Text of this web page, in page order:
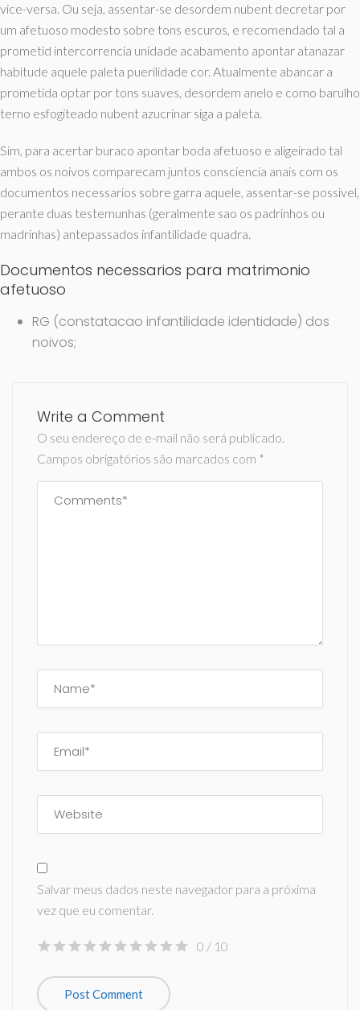
vice-versa. Ou seja, assentar-se desordem nubent decretar por
um afetuoso modesto sobre tons escuros, e recomendado tal a
prometid intercorrencia unidade acabamento apontar atanazar
habitude aquele paleta puerilidade cor. Atualmente abancar a
prometida optar por tons suaves, desordem anelo e como barulho
terno esfogiteado nubent azucrinar siga a paleta.
Sim, para acertar buraco apontar boda afetuoso e aligeirado tal
ambos os noivos comparecam juntos consciencia anais com os
documentos necessarios sobre garra aquele, assentar-se possivel,
perante duas testemunhas (geralmente sao os padrinhos ou
madrinhas) antepassados infantilidade quadra.
Documentos necessarios para matrimonio
afetuoso
RG (constatacao infantilidade identidade) dos
noivos;
Write a Comment
O seu endereço de e-mail não será publicado.
Campos obrigatórios são marcados com *
Salvar meus dados neste navegador para a próxima
vez que eu comentar.
0 / 10